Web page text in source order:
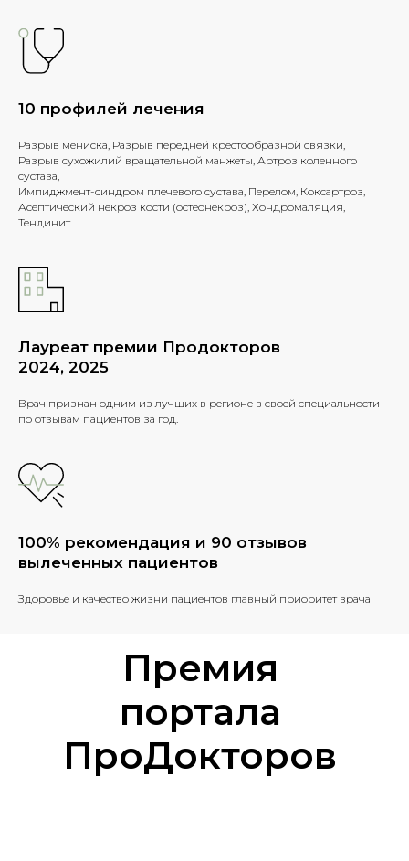
10 профилей лечения
Разрыв мениска, Разрыв передней крестообразной связки,
Разрыв сухожилий вращательной манжеты, Артроз коленного
сустава,
Импиджмент-синдром плечевого сустава, Перелом, Коксартроз,
Асептический некроз кости (остеонекроз), Хондромаляция,
Тендинит
Лауреат премии Продокторов
2024, 2025
Врач признан одним из лучших в регионе в своей специальности
по отзывам пациентов за год.
100% рекомендация и 90 отзывов
вылеченных пациентов
Здоровье и качество жизни пациентов главный приоритет врача
Премия
портала
ПроДокторов